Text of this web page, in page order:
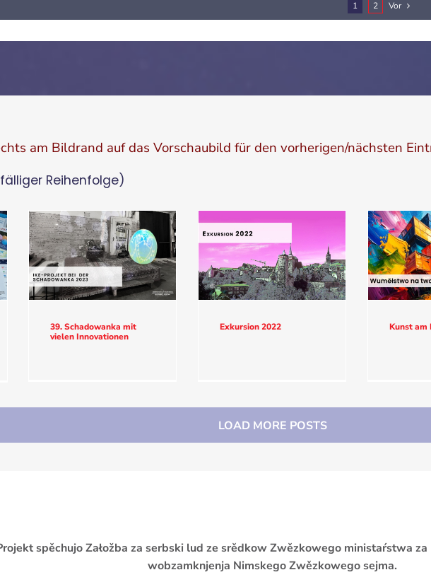
1 2 Vor
am Bildrand auf das Vorschaubild für den vorherigen/nächsten
Reihenfolge)
39. Schadowanka mit
vielen Innovationen
Exkursion 2022 Kunst am
LOAD MORE POSTS
spěchujo Załožba za serbski lud ze srědkow Zwězkowego ministaŕstwa za
wobzamknjenja Nimskego Zwězkowego sejma.